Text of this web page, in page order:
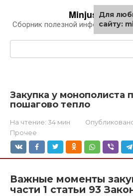
контенту
Minjust-irk.ru
Сборник полезной информации
Закупка у монополиста
пошагово тепло
На чтение: 34 мин
Прочее
Важные моменты
части 1 статьи 93
Для
сайту: